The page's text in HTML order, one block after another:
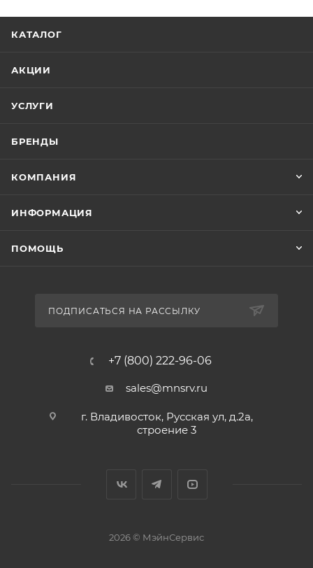
КАТАЛОГ
АКЦИИ
УСЛУГИ
БРЕНДЫ
КОМПАНИЯ
ИНФОРМАЦИЯ
ПОМОЩЬ
ПОДПИСАТЬСЯ НА РАССЫЛКУ
+7 (800) 222-96-06
sales@mnsrv.ru
г. Владивосток, Русская ул, д.2а,
строение 3
2026 © МэйнСервис